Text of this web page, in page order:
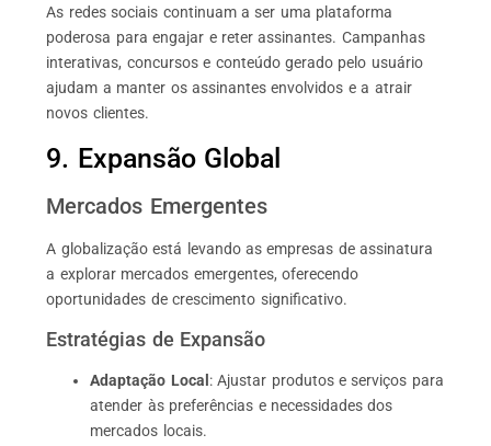
As redes sociais continuam a ser uma plataforma
poderosa para engajar e reter assinantes. Campanhas
interativas, concursos e conteúdo gerado pelo usuário
ajudam a manter os assinantes envolvidos e a atrair
novos clientes.
9. Expansão Global
Mercados Emergentes
A globalização está levando as empresas de assinatura
a explorar mercados emergentes, oferecendo
oportunidades de crescimento significativo.
Estratégias de Expansão
Adaptação Local : Ajustar produtos e serviços para
atender às preferências e necessidades dos
mercados locais.